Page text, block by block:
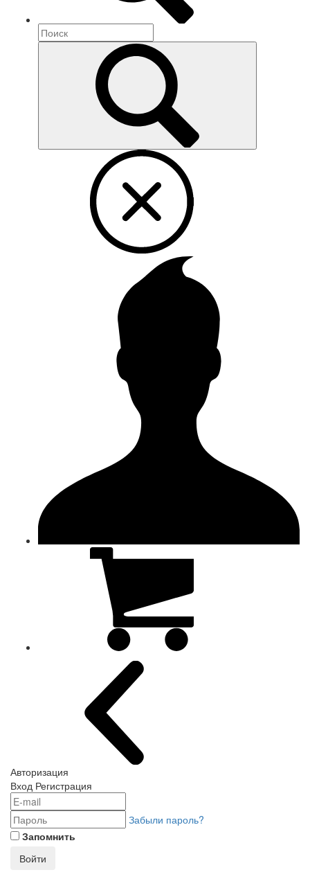
Авторизация
Вход Регистрация
Забыли пароль?
Запомнить
Войти